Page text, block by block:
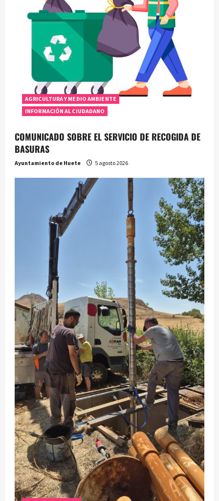
AGRICULTURA Y MEDIO AMBIENTE
INFORMACIÓN AL CIUDADANO
COMUNICADO SOBRE EL SERVICIO DE RECOGIDA DE
BASURAS
Ayuntamiento de Huete 5 agosto 2026